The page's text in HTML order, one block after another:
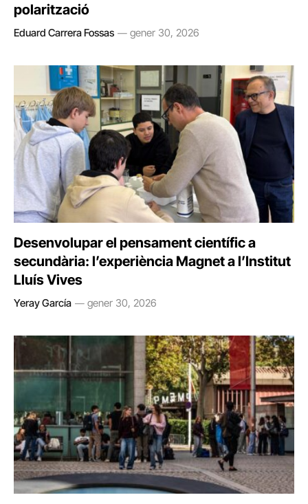
polarització
Eduard Carrera Fossas gener 30, 2026
Desenvolupar el pensament científic a
secundària: l’experiència Magnet a l’Institut
Lluís Vives
Yeray García gener 30, 2026